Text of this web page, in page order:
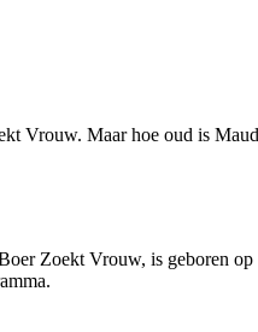
Vrouw. Maar hoe oud is
Zoekt Vrouw, is geboren